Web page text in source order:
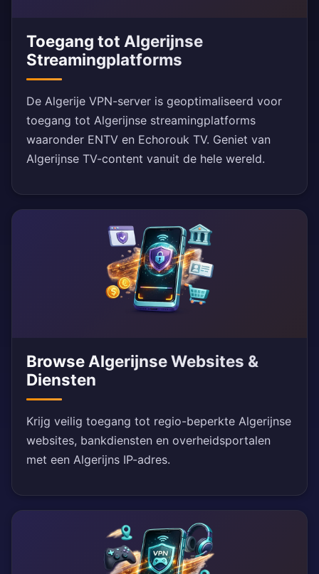
Toegang tot Algerijnse
Streamingplatforms
De Algerije VPN-server is geoptimaliseerd voor
toegang tot Algerijnse streamingplatforms
waaronder ENTV en Echorouk TV. Geniet van
Algerijnse TV-content vanuit de hele wereld.
Browse Algerijnse Websites &
Diensten
Krijg veilig toegang tot regio-beperkte Algerijnse
websites, bankdiensten en overheidsportalen
met een Algerijns IP-adres.